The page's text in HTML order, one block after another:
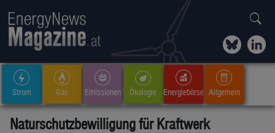
Strom Gas Emissionen Ökologie Energiebörse Allgemein
Naturschutzbewilligung für Kraftwerk